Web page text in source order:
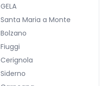
GELA
Santa Maria a Monte
Bolzano
Fiuggi
Cerignola
Siderno